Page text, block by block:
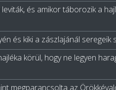
és amikor táborozik a
és kiki a zászlajánál seregeik
körül, hogy ne legyen
megparancsolta az